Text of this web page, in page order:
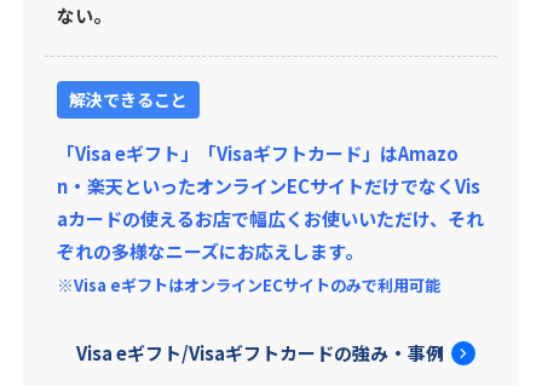
ない。
解決できること
「Visa eギフト」「Visaギフトカード」はAmazo
n・楽天といったオンラインECサイトだけでなくVis
aカードの使えるお店で幅広くお使いいただけ、それ
ぞれの多様なニーズにお応えします。
※Visa eギフトはオンラインECサイトのみで利用可能
Visa eギフト/Visaギフトカードの強み・事例